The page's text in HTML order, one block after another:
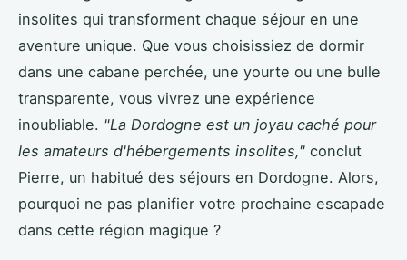
insolites qui transforment chaque séjour en une
aventure unique. Que vous choisissiez de dormir
dans une cabane perchée, une yourte ou une bulle
transparente, vous vivrez une expérience
inoubliable. "La Dordogne est un joyau caché pour
les amateurs d'hébergements insolites," conclut
Pierre, un habitué des séjours en Dordogne. Alors,
pourquoi ne pas planifier votre prochaine escapade
dans cette région magique ?